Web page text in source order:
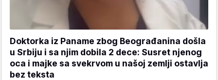
Doktorka iz Paname zbog Beograđanina došla
u Srbiju i sa njim dobila 2 dece: Susret njenog
oca i majke sa svekrvom u našoj zemlji ostavlja
bez teksta